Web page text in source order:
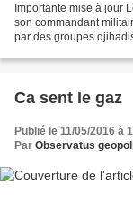
Importante mise à jour
son commandant
par des groupes
Ca sent le gaz
Publié le 11/05/2016 à
Par Observatus